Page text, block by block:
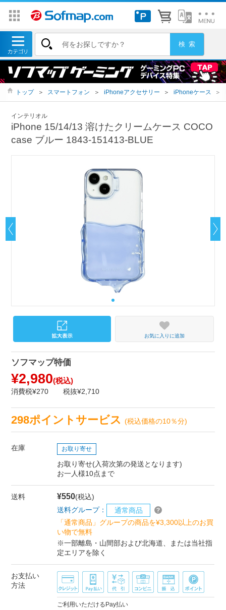
トップ ＞ スマートフォン ＞ iPhoneアクセサリー ＞ iPhoneケース ＞
インテリオル
iPhone 15/14/13 溶けたクリームケース COCO
case ブルー 1843-151413-BLUE
お気に入りに追加
ソフマップ特価
¥2,980(税込)
消費税¥270 税抜¥2,710
298ポイントサービス(税込価格の10％分)
在庫 お取り寄せ
お取り寄せ(入荷次第の発送となります)
お一人様10点まで
送料 ¥550(税込)
送料グループ：
通常商品
「通常商品」グループの商品を¥3,300以上のお買
い物で無料
※一部離島・山間部および北海道、または当社指
定エリアを除く
お支払い
方法
ご利用いただけるPay払い